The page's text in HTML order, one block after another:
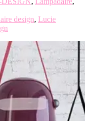
design, Lucie